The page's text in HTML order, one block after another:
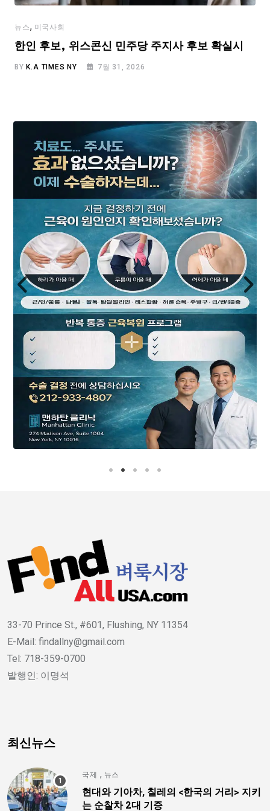
뉴스, 미국사회
한인 후보, 위스콘신 민주당 주지사 후보 확실시
BY K.A TIMES NY 7월 31, 2026
33-70 Prince St., #601, Flushing, NY 11354
E-Mail: findallny@gmail.com
Tel: 718-359-0700
발행인: 이명석
최신뉴스
국제 , 뉴스
현대와 기아차, 칠레의 <한국의 거리> 지키
는 순찰차 2대 기증